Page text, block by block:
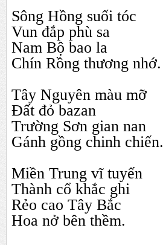
Sông Hồng suối tóc
Vun đắp phù sa
Nam Bộ bao la
Chín Rồng thương nhớ.
Tây Nguyên màu mỡ
Đất đỏ bazan
Trường Sơn gian nan
Gánh gồng chinh chiến.
Miền Trung vĩ tuyến
Thành cổ khắc ghi
Rẻo cao Tây Bắc
Hoa nở bên thềm.